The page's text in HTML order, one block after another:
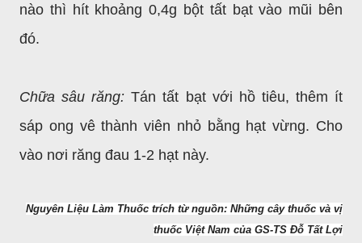
nào thì hít khoảng 0,4g bột tất bạt vào mũi bên
đó.
Chữa sâu răng: Tán tất bạt với hồ tiêu, thêm ít
sáp ong vê thành viên nhỏ bằng hạt vừng. Cho
vào nơi răng đau 1-2 hạt này.
Nguyên Liệu Làm Thuốc trích từ nguồn: Những cây thuốc và vị
thuốc Việt Nam của GS-TS Đỗ Tất Lợi